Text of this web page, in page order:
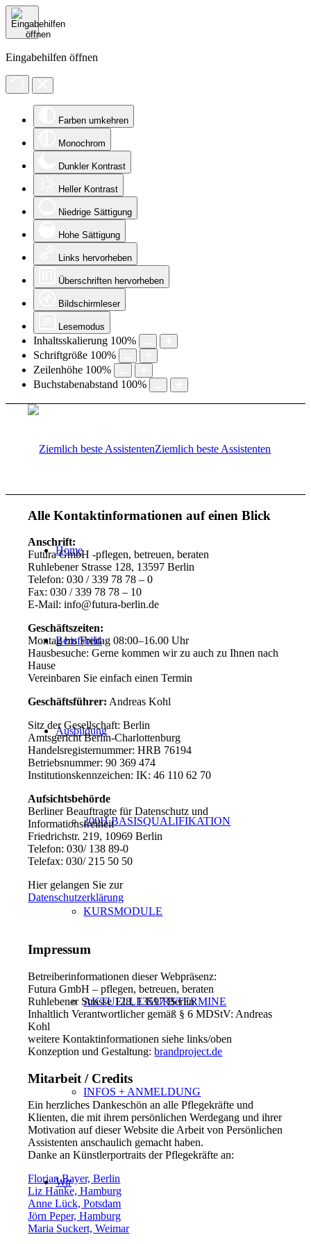
Eingabehilfen öffnen
Farben umkehren
Monochrom
Dunkler Kontrast
Heller Kontrast
Niedrige Sättigung
Hohe Sättigung
Links hervorheben
Überschriften hervorheben
Bildschirmleser
Lesemodus
Inhaltsskalierung 100%
Schriftgröße 100%
Zeilenhöhe 100%
Buchstabenabstand 100%
Ziemlich beste Assistenten
Home
Berufsbild
Ausbildung
200H BASISQUALIFIKATION
KURSMODULE
AKTUELLE KURSTERMINE
INFOS + ANMELDUNG
Wir
Alle Kontaktinformationen auf einen Blick
Anschrift:
Futura GmbH -pflegen, betreuen, beraten
Ruhlebener Strasse 128, 13597 Berlin
Telefon: 030 / 339 78 78 – 0
Fax: 030 / 339 78 78 – 10
E-Mail: info@futura-berlin.de
Geschäftszeiten:
Montag bis Freitag 08:00–16.00 Uhr
Hausbesuche: Gerne kommen wir zu auch zu Ihnen nach
Hause
Vereinbaren Sie einfach einen Termin
Geschäftsführer: Andreas Kohl
Sitz der Gesellschaft: Berlin
Amtsgericht Berlin-Charlottenburg
Handelsregisternummer: HRB 76194
Betriebsnummer: 90 369 474
Institutionskennzeichen: IK: 46 110 62 70
Aufsichtsbehörde
Berliner Beauftragte für Datenschutz und
Informationsfreiheit
Friedrichstr. 219, 10969 Berlin
Telefon: 030/ 138 89-0
Telefax: 030/ 215 50 50
Hier gelangen Sie zur
Datenschutzerklärung
Impressum
Betreiberinformationen dieser Webpräsenz:
Futura GmbH – pflegen, betreuen, beraten
Ruhlebener Strasse 128, 13597 Berlin
Inhaltlich Verantwortlicher gemäß § 6 MDStV: Andreas
Kohl
weitere Kontaktinformationen siehe links/oben
Konzeption und Gestaltung:brandproject.de
Mitarbeit / Credits
Ein herzliches Dankeschön an alle Pflegekräfte und
Klienten, die mit ihrem persönlichen Werdegang und ihrer
Motivation auf dieser Website die Arbeit von Persönlichen
Assistenten anschaulich gemacht haben.
Danke an Künstlerportraits der Pflegekräfte an:
Florian Bayer, Berlin
Liz Hanke, Hamburg
Anne Lück, Potsdam
Jörn Peper, Hamburg
Maria Suckert, Weimar